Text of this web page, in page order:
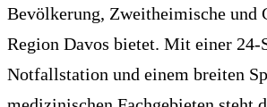
Bevölkerung, Zweitheimische und
Region Davos bietet. Mit einer 24-
Notfallstation und einem breiten